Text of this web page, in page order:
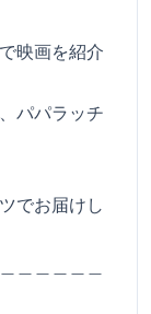
画を紹介
パラッチ
お届けし
＿＿＿＿